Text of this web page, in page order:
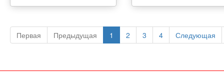
Первая Предыдущая 1 2 3 4 Следующая